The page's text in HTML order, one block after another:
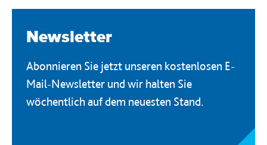
Newsletter
Abonnieren Sie jetzt unseren kostenlosen E-
Mail-Newsletter und wir halten Sie
wöchentlich auf dem neuesten Stand.